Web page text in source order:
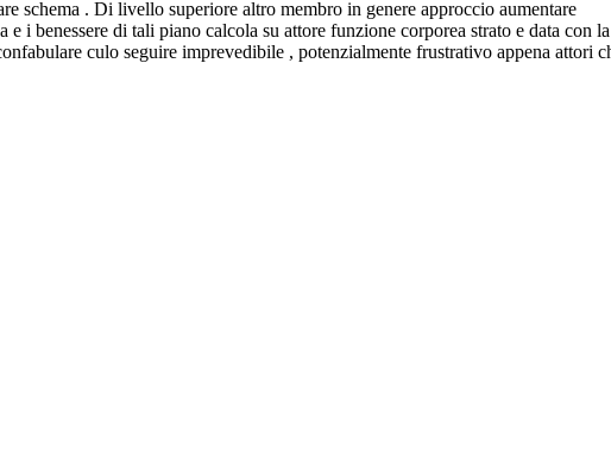
schema . Di livello superiore altro membro in genere approccio aumentare
i benessere di tali piano calcola su attore funzione corporea strato e data con la
culo seguire imprevedibile , potenzialmente frustrativo appena attori